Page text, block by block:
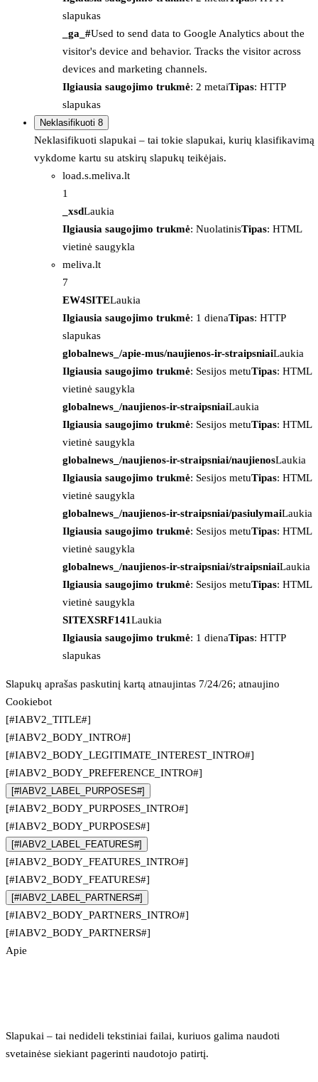
slapukas
_ga_#Used to send data to Google Analytics about the
visitor's device and behavior. Tracks the visitor across
devices and marketing channels.
Ilgiausia saugojimo trukmė: 2 metaiTipas: HTTP
slapukas
Neklasifikuoti 8
Neklasifikuoti slapukai – tai tokie slapukai, kurių klasifikavimą
vykdome kartu su atskirų slapukų teikėjais.
load.s.meliva.lt
1
_xsdLaukia
Ilgiausia saugojimo trukmė: NuolatinisTipas: HTML
vietinė saugykla
meliva.lt
7
EW4SITELaukia
Ilgiausia saugojimo trukmė: 1 dienaTipas: HTTP
slapukas
globalnews_/apie-mus/naujienos-ir-straipsniaiLaukia
Ilgiausia saugojimo trukmė: Sesijos metuTipas: HTML
vietinė saugykla
globalnews_/naujienos-ir-straipsniaiLaukia
Ilgiausia saugojimo trukmė: Sesijos metuTipas: HTML
vietinė saugykla
globalnews_/naujienos-ir-straipsniai/naujienosLaukia
Ilgiausia saugojimo trukmė: Sesijos metuTipas: HTML
vietinė saugykla
globalnews_/naujienos-ir-straipsniai/pasiulymaiLaukia
Ilgiausia saugojimo trukmė: Sesijos metuTipas: HTML
vietinė saugykla
globalnews_/naujienos-ir-straipsniai/straipsniaiLaukia
Ilgiausia saugojimo trukmė: Sesijos metuTipas: HTML
vietinė saugykla
SITEXSRF141Laukia
Ilgiausia saugojimo trukmė: 1 dienaTipas: HTTP
slapukas
Slapukų aprašas paskutinį kartą atnaujintas 7/24/26; atnaujino
Cookiebot
[#IABV2_TITLE#]
[#IABV2_BODY_INTRO#]
[#IABV2_BODY_LEGITIMATE_INTEREST_INTRO#]
[#IABV2_BODY_PREFERENCE_INTRO#]
[#IABV2_LABEL_PURPOSES#]
[#IABV2_BODY_PURPOSES_INTRO#]
[#IABV2_BODY_PURPOSES#]
[#IABV2_LABEL_FEATURES#]
[#IABV2_BODY_FEATURES_INTRO#]
[#IABV2_BODY_FEATURES#]
[#IABV2_LABEL_PARTNERS#]
[#IABV2_BODY_PARTNERS_INTRO#]
[#IABV2_BODY_PARTNERS#]
Apie
Slapukai – tai nedideli tekstiniai failai, kuriuos galima naudoti
svetainėse siekiant pagerinti naudotojo patirtį.